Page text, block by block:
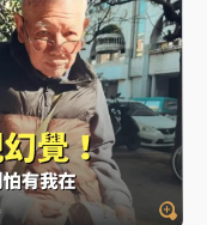
洗錢遭收押 戴手銬
股票「關禁閉」天
高為元致歉：機會